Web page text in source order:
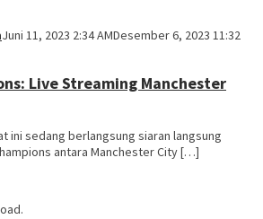
Juni 11, 2023 2:34 AMDesember 6, 2023 11:32
Live Streaming Manchester
ini sedang berlangsung siaran langsung
antara Manchester City […]